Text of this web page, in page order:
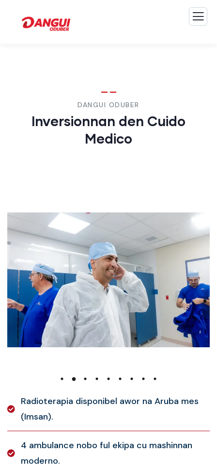
DANGUI ODUBER
Inversionnan den Cuido
Medico
Radioterapia disponibel awor na Aruba mes
(Imsan).
4 ambulance nobo ful ekipa cu mashinnan
moderno.